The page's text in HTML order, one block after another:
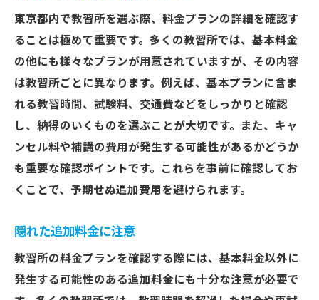
東京都内で教習所を選ぶ際、料金プランの詳細を確認す
ることは極めて重要です。多くの教習所では、基本料金
の他にも様々なプランが用意されていますが、その内容
は教習所ごとに異なります。例えば、基本プランに含ま
れる教習時間、試験料、交通費などをしっかりと確認
し、納得のいくものを選ぶことが大切です。また、キャ
ンセル料や補講の費用が発生する可能性があるかどうか
も重要な確認ポイントです。これらを事前に確認してお
くことで、予期せぬ追加費用を避けられます。
隠れた追加料金に注意
教習所の料金プランを確認する際には、基本料金以外に
発生する可能性のある追加料金にも十分な注意が必要で